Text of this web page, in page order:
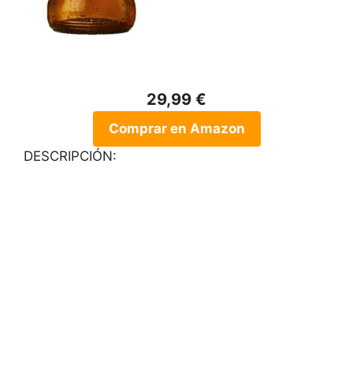
29,99 €
Comprar en Amazon
DESCRIPCIÓN: